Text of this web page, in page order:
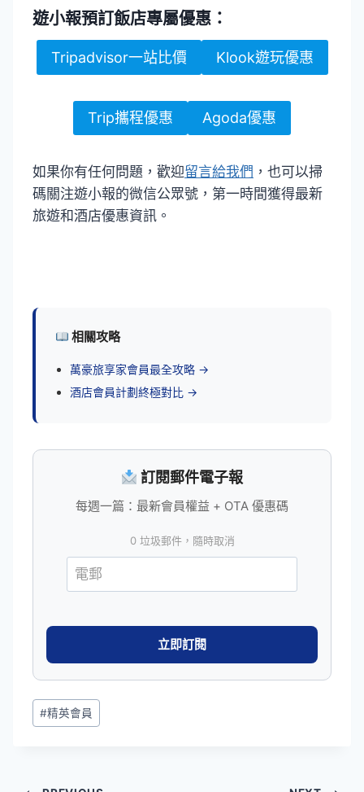
遊小報預訂飯店專屬優惠：
Tripadvisor一站比價 Klook遊玩優惠
Trip攜程優惠 Agoda優惠
如果你有任何問題，歡迎留言給我們 ，也可以掃
碼關注遊小報的微信公眾號，第一時間獲得最新
旅遊和酒店優惠資訊。
相關攻略
萬豪旅享家會員最全攻略 →
酒店會員計劃終極對比 →
訂閱郵件電子報
每週一篇：最新會員權益 + OTA 優惠碼
0 垃圾郵件，隨時取消
Post
Tags:
#精英會員